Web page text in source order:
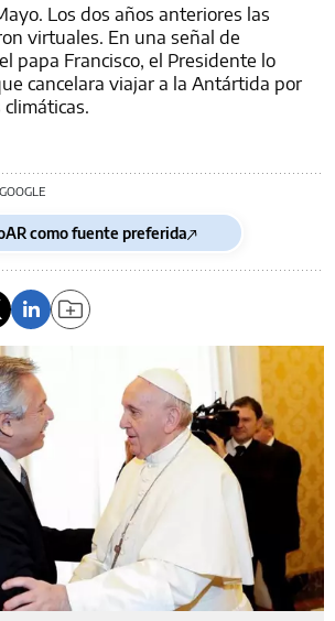
Los dos años anteriores las
virtuales. En una señal de
papa Francisco, el Presidente lo
cancelara viajar a la Antártida por
como fuente preferida